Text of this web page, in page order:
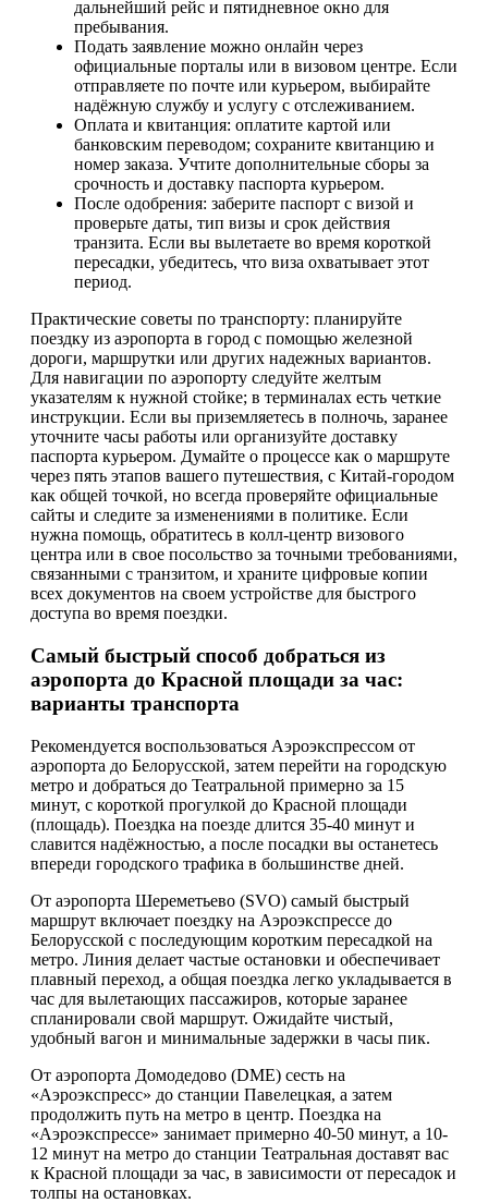
дальнейший рейс и пятидневное окно для
пребывания.
Подать заявление можно онлайн через
официальные порталы или в визовом центре. Если
отправляете по почте или курьером, выбирайте
надёжную службу и услугу с отслеживанием.
Оплата и квитанция: оплатите картой или
банковским переводом; сохраните квитанцию и
номер заказа. Учтите дополнительные сборы за
срочность и доставку паспорта курьером.
После одобрения: заберите паспорт с визой и
проверьте даты, тип визы и срок действия
транзита. Если вы вылетаете во время короткой
пересадки, убедитесь, что виза охватывает этот
период.
Практические советы по транспорту: планируйте
поездку из аэропорта в город с помощью железной
дороги, маршрутки или других надежных вариантов.
Для навигации по аэропорту следуйте желтым
указателям к нужной стойке; в терминалах есть четкие
инструкции. Если вы приземляетесь в полночь, заранее
уточните часы работы или организуйте доставку
паспорта курьером. Думайте о процессе как о маршруте
через пять этапов вашего путешествия, с Китай-городом
как общей точкой, но всегда проверяйте официальные
сайты и следите за изменениями в политике. Если
нужна помощь, обратитесь в колл-центр визового
центра или в свое посольство за точными требованиями,
связанными с транзитом, и храните цифровые копии
всех документов на своем устройстве для быстрого
доступа во время поездки.
Самый быстрый способ добраться из
аэропорта до Красной площади за час:
варианты транспорта
Рекомендуется воспользоваться Аэроэкспрессом от
аэропорта до Белорусской, затем перейти на городскую
метро и добраться до Театральной примерно за 15
минут, с короткой прогулкой до Красной площади
(площадь). Поездка на поезде длится 35-40 минут и
славится надёжностью, а после посадки вы останетесь
впереди городского трафика в большинстве дней.
От аэропорта Шереметьево (SVO) самый быстрый
маршрут включает поездку на Аэроэкспрессе до
Белорусской с последующим коротким пересадкой на
метро. Линия делает частые остановки и обеспечивает
плавный переход, а общая поездка легко укладывается в
час для вылетающих пассажиров, которые заранее
спланировали свой маршрут. Ожидайте чистый,
удобный вагон и минимальные задержки в часы пик.
От аэропорта Домодедово (DME) сесть на
«Аэроэкспресс» до станции Павелецкая, а затем
продолжить путь на метро в центр. Поездка на
«Аэроэкспрессе» занимает примерно 40-50 минут, а 10-
12 минут на метро до станции Театральная доставят вас
к Красной площади за час, в зависимости от пересадок и
толпы на остановках.